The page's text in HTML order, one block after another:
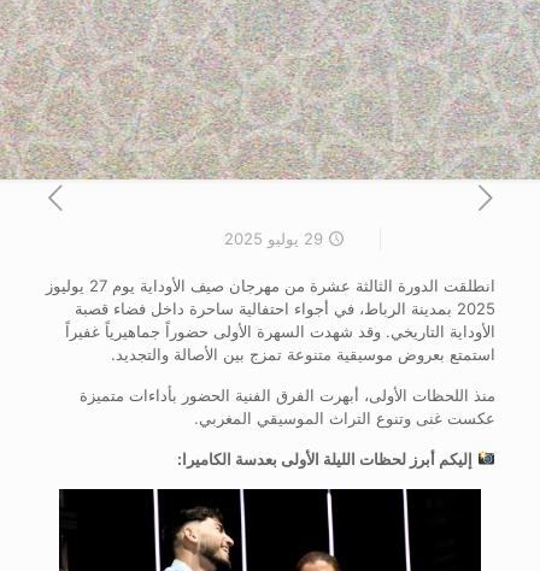
29 يوليو 2025
انطلقت الدورة الثالثة عشرة من مهرجان صيف الأوداية يوم 27 يوليوز
2025 بمدينة الرباط، في أجواء احتفالية ساحرة داخل فضاء قصبة
الأوداية التاريخي. وقد شهدت السهرة الأولى حضوراً جماهيرياً غفيراً
استمتع بعروض موسيقية متنوعة تمزج بين الأصالة والتجديد.
منذ اللحظات الأولى، أبهرت الفرق الفنية الحضور بأداءات متميزة
عكست غنى وتنوع التراث الموسيقي المغربي.
إليكم أبرز لحظات الليلة الأولى بعدسة الكاميرا: